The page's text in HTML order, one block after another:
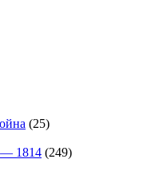
(25)
— 1814 (249)